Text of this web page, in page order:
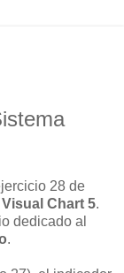
28 de
Chart 5.
dedicado al
.